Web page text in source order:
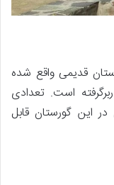
قدیمی واقع شده
است. تعدادی
این گورستان قابل